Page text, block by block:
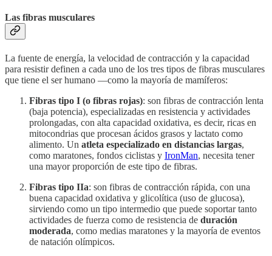
Las fibras musculares
La fuente de energía, la velocidad de contracción y la capacidad
para resistir definen a cada uno de los tres tipos de fibras musculares
que tiene el ser humano —como la mayoría de mamíferos:
Fibras tipo I (o fibras rojas): son fibras de contracción lenta
(baja potencia), especializadas en resistencia y actividades
prolongadas, con alta capacidad oxidativa, es decir, ricas en
mitocondrias que procesan ácidos grasos y lactato como
alimento. Un atleta especializado en distancias largas,
como maratones, fondos ciclistas y IronMan, necesita tener
una mayor proporción de este tipo de fibras.
Fibras tipo IIa: son fibras de contracción rápida, con una
buena capacidad oxidativa y glicolítica (uso de glucosa),
sirviendo como un tipo intermedio que puede soportar tanto
actividades de fuerza como de resistencia de duración
moderada, como medias maratones y la mayoría de eventos
de natación olímpicos.